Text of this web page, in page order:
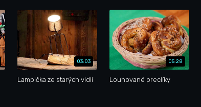
03:03
Lampička ze starých vidlí
05:28
Louhované preclíky